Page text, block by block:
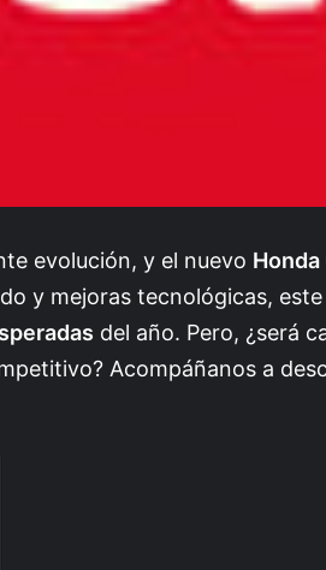
evolución, y el nuevo
y mejoras tecnológicas,
del año. Pero, ¿será
Acompáñanos a